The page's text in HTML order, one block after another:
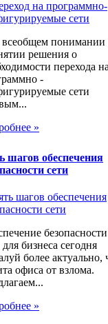
понимании
решения о
перехода на
-
сети
»
шагов обеспечения
сети
безопасности
для бизнеса сегодня
более актуально,
офиса от взлома.
»